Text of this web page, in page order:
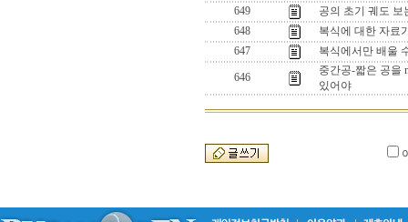
649
공의 초기 궤도 보
648
복식에 대한 자료
647
복식에서만 배울
646
중간공-짧은 공을
있어야